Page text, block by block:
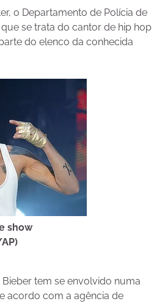
o Departamento de Polícia de
se trata do cantor de hip hop
do elenco da conhecida
show
Bieber tem se envolvido numa
acordo com a agência de